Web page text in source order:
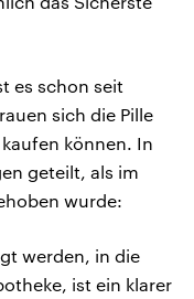
es schon seit
sich die Pille
können. In
geteilt, als im
wurde:
werden, in die
ist ein klarer